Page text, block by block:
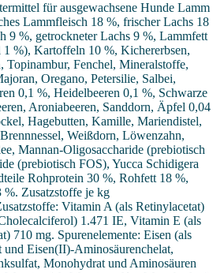
für ausgewachsene Hunde Lamm
Lammfleisch 18 %, frischer Lachs 18
9 %, getrockneter Lachs 9 %, Lammfett
%), Kartoffeln 10 %, Kichererbsen,
Topinambur, Fenchel, Mineralstoffe,
Oregano, Petersilie, Salbei,
0,1 %, Heidelbeeren 0,1 %, Schwarze
Aroniabeeren, Sanddorn, Äpfel 0,04
Hagebutten, Kamille, Mariendistel,
Weißdorn, Löwenzahn,
Mannan-Oligosaccharide (prebiotisch
(prebiotisch FOS), Yucca Schidigera
Rohprotein 30 %, Rohfett 18 %,
%. Zusatzstoffe je kg
Vitamin A (als Retinylacetat)
1.471 IE, Vitamin E (als
710 mg. Spurenelemente: Eisen (als
Eisen(II)-Aminosäurenchelat,
Monohydrat und Aminosäuren